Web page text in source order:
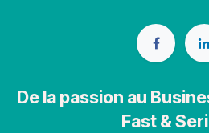
De la passion au
Fast &